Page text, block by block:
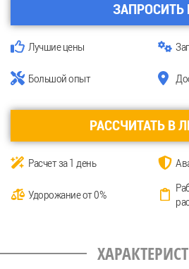
ЗАПРОСИТЬ
Лучшие цены
Большой опыт
РАССЧИТАТЬ В
Расчет за 1 день
Удорожание от 0%